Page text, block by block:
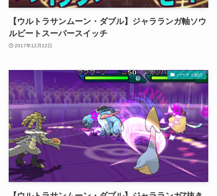
【ウルトラサンムーン・ダブル】ジャラランガ軸ソウ
ルビートスーパースイッチ
2017年12月12日
パーティ紹介